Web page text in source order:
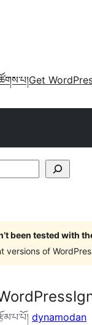
Get
been tested with
versions of
dynamodan